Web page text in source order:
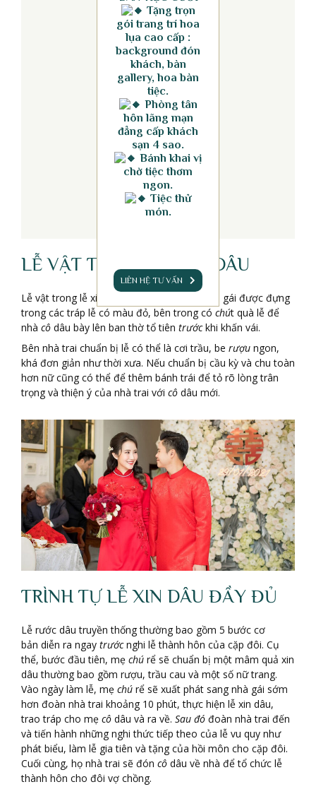
Tặng trọn
gói trang trí hoa
lụa cao cấp :
background đón
khách, bàn
gallery, hoa bàn
tiệc.
Phòng tân
hôn lãng mạn
đẳng cấp khách
sạn 4 sao.
Bánh khai vị
chờ tiệc thơm
ngon.
Tiệc thử
món.
LIÊN HỆ TƯ VẤN
LỄ VẬT TRONG LỄ XIN DÂU
Lễ vật trong lễ xin dâu khi nhà trai sang nhà gái được đựng
trong các tráp lễ có màu đỏ, bên trong có chút quà lễ để
nhà cô dâu bày lên ban thờ tổ tiên trướckhi khấn vái.
Bên nhà trai chuẩn bị lễ có thể là cơi trầu, be rượu ngon,
khá đơn giản như thời xưa. Nếu chuẩn bị cầu kỳ và chu toàn
hơn nữ cũng có thể để thêm bánh trái để tỏ rõ lòng trân
trọng và thiện ý của nhà trai với cô dâu mới.
TRÌNH TỰ LỄ XIN DÂU ĐẦY ĐỦ
Lễ rước dâu truyền thống thường bao gồm 5 bước cơ
bản diễn ra ngay trướcnghi lễ thành hôn của cặp đôi. Cụ
thể, bước đầu tiên, mẹ chú rể sẽ chuẩn bị một mâm quả xin
dâu thường bao gồm rượu, trầu cau và một số nữ trang.
Vào ngày làm lễ, mẹ chú rể sẽ xuất phát sang nhà gái sớm
hơn đoàn nhà trai khoảng 10 phút, thực hiện lễ xin dâu,
trao tráp cho mẹ cô dâu và ra về. Sau đó đoàn nhà trai đến
và tiến hành những nghi thức tiếp theo của lễ vu quy như
phát biểu, làm lễ gia tiên và tặng của hồi môn cho cặp đôi.
Cuối cùng, họ nhà trai sẽ đón cô dâu về nhà để tổ chức lễ
thành hôn cho đôi vợ chồng.